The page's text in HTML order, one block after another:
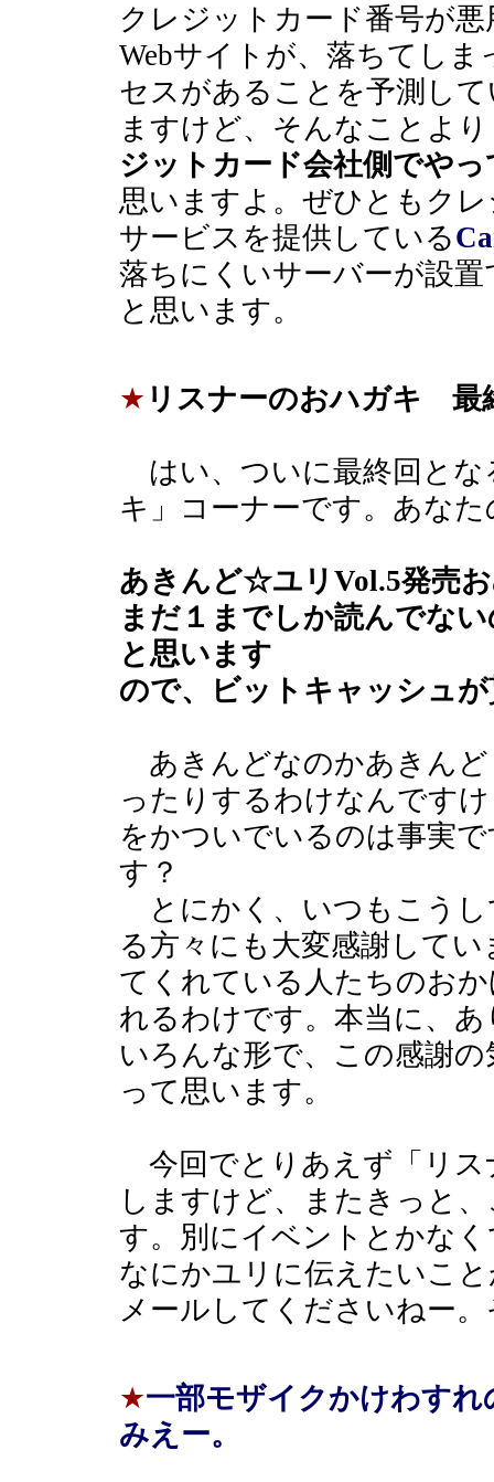
クレジットカード番号が
Webサイトが、落ちてし
セスがあることを予測し
ますけど、そんなことよ
ジットカード会社側でや
思いますよ。ぜひともク
サービスを提供している
落ちにくいサーバーが設
と思います。
★ リスナーのおハガキ 最
はい、ついに最終回とな
キ」コーナーです。あな
あきんど☆ユリVol.5発売
まだ１までしか読んでな
と思います
ので、ビットキャッシュ
あきんどなのかあきんど
ったりするわけなんです
をかついでいるのは事実
す？
とにかく、いつもこうし
る方々にも大変感謝して
てくれている人たちのお
れるわけです。本当に、
いろんな形で、この感謝
って思います。
今回でとりあえず「リス
しますけど、またきっと
す。別にイベントとかな
なにかユリに伝えたいこ
メールしてくださいねー
★一部モザイクかけわす
みえー。